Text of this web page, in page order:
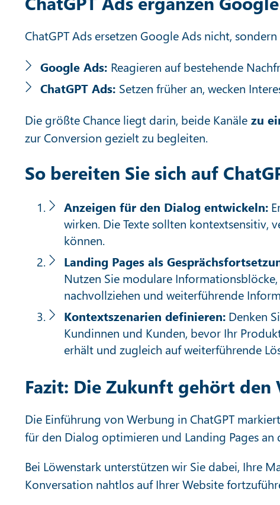
ChatGPT Ads ersetzen Google Ads nicht,
Google Ads: Reagieren auf bestehende
ChatGPT Ads: Setzen früher an, wecken
Die größte Chance liegt darin, beide Kanäle zu
zur Conversion gezielt zu begleiten.
So bereiten Sie sich auf
Anzeigen für den Dialog entwickeln:
wirken. Die Texte sollten kontextsensitiv,
können.
Landing Pages als
Nutzen Sie modulare
nachvollziehen und weiterführende
Kontextszenarien definieren: Denken
Kundinnen und Kunden, bevor Ihr
erhält und zugleich auf weiterführende
Fazit: Die Zukunft gehört den
Die Einführung von Werbung in ChatGPT
für den Dialog optimieren und Landing Pages an
Bei Löwenstark unterstützen wir Sie dabei, Ihre
Konversation nahtlos auf Ihrer Website